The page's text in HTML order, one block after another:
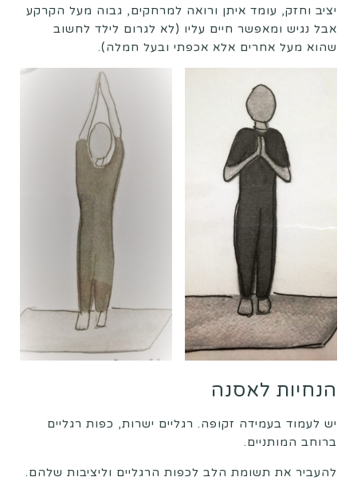
יציב וחזק, עומד איתן ורואה למרחקים, גבוה מעל הקרקע
אבל נגיש ומאפשר חיים עליו (לא לגרום לילד לחשוב
שהוא מעל אחרים אלא אכפתי ובעל חמלה).
הנחיות לאסנה
יש לעמוד בעמידה זקופה. רגליים ישרות, כפות רגליים
ברוחב המותניים.
להעביר את תשומת הלב לכפות הרגליים וליציבות שלהם.